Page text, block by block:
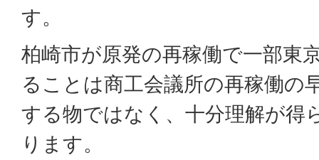
す。
柏崎市が原発の再稼働で一部東
ることは商工会議所の再稼働の
する物ではなく、十分理解が得
ります。